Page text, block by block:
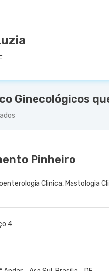
Ginecológicos
Pinheiro
4